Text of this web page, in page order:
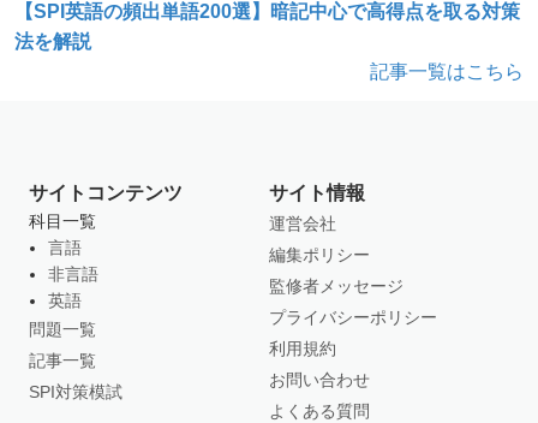
【SPI英語の頻出単語200選】暗記中心で高得点を取る対策
法を解説
記事一覧はこちら
サイトコンテンツ
科目一覧
言語
非言語
英語
問題一覧
記事一覧
SPI対策模試
サイト情報
運営会社
編集ポリシー
監修者メッセージ
プライバシーポリシー
利用規約
お問い合わせ
よくある質問